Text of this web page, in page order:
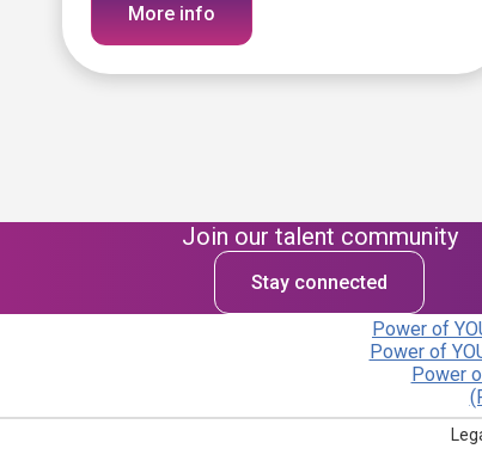
More info
Join our talent community
Stay connected
Power of
Power of
Power